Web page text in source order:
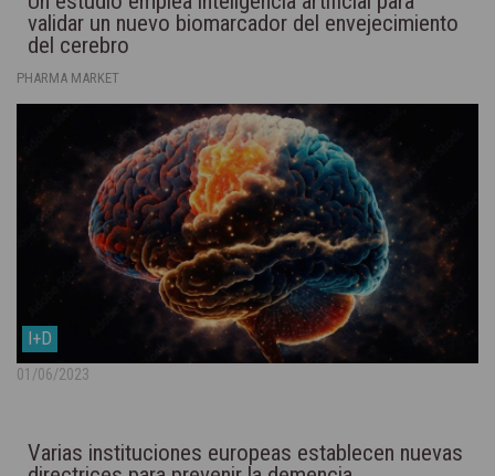
validar un nuevo biomarcador del envejecimiento
del cerebro
PHARMA MARKET
I+D
01/06/2023
Varias instituciones europeas establecen nuevas